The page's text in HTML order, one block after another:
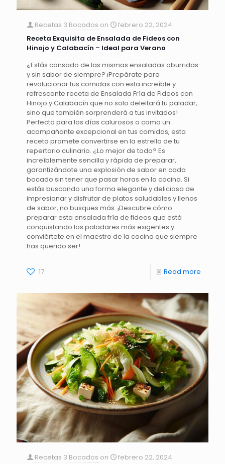
Recetas 3 Bocados on
febrero 22, 2024
Receta Exquisita de Ensalada de Fideos con
Hinojo y Calabacín – Ideal para Verano
¿Estás cansado de las mismas ensaladas aburridas
y sin sabor de siempre? ¡Prepárate para
revolucionar tus comidas con esta increíble y
refrescante receta de Ensalada Fría de Fideos con
Hinojo y Calabacín que no solo deleitará tu paladar,
sino que también sorprenderá a tus invitados!
Perfecta para los días calurosos o como un
acompañante excepcional en tus comidas, esta
receta promete convertirse en la estrella de tu
repertorio culinario. ¿Lo mejor de todo? Es
increíblemente sencilla y rápida de preparar,
garantizándote una explosión de sabor en cada
bocado sin tener que pasar horas en la cocina. Si
estás buscando una forma elegante y deliciosa de
impresionar y disfrutar de platos saludables y llenos
de sabor, no busques más. ¡Descubre cómo
preparar esta ensalada fría de fideos que está
conquistando los paladares más exigentes y
conviértete en el maestro de la cocina que siempre
has querido ser!
17 Read more
Recetas 3 Bocados on
febrero 22, 2024